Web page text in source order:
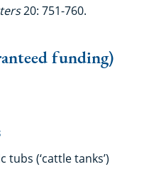
20: 751-760.
funding)
(‘cattle tanks’)